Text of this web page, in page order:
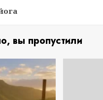
вы пропустили